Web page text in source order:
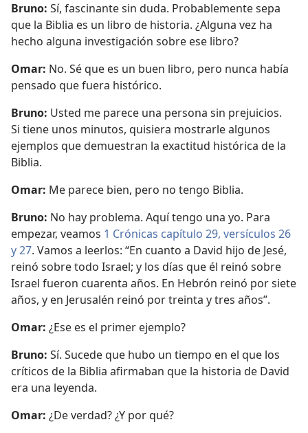
Bruno: Sí, fascinante sin duda. Probablemente sepa
que la Biblia es un libro de historia. ¿Alguna vez ha
hecho alguna investigación sobre ese libro?
Omar: No. Sé que es un buen libro, pero nunca había
pensado que fuera histórico.
Bruno: Usted me parece una persona sin prejuicios.
Si tiene unos minutos, quisiera mostrarle algunos
ejemplos que demuestran la exactitud histórica de la
Biblia.
Omar: Me parece bien, pero no tengo Biblia.
Bruno: No hay problema. Aquí tengo una yo. Para
empezar, veamos 1 Crónicas capítulo 29, versículos 26
y 27. Vamos a leerlos: “En cuanto a David hijo de Jesé,
reinó sobre todo Israel; y los días que él reinó sobre
Israel fueron cuarenta años. En Hebrón reinó por siete
años, y en Jerusalén reinó por treinta y tres años”.
Omar: ¿Ese es el primer ejemplo?
Bruno: Sí. Sucede que hubo un tiempo en el que los
críticos de la Biblia afirmaban que la historia de David
era una leyenda.
Omar: ¿De verdad? ¿Y por qué?